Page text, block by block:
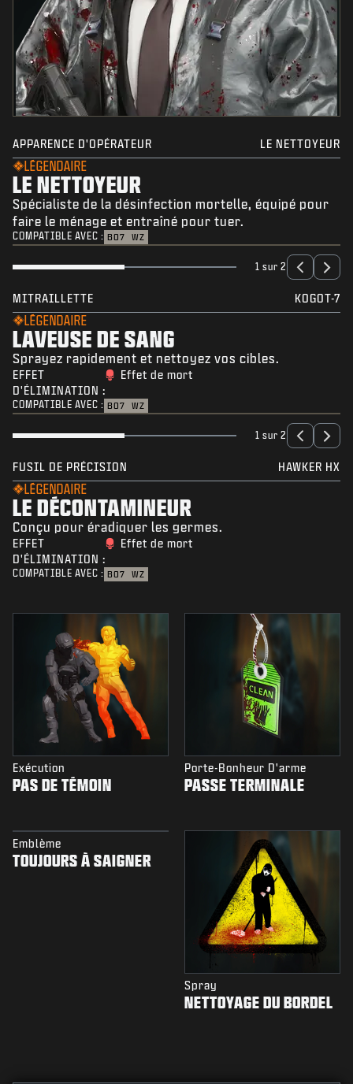
APPARENCE D'OPÉRATEUR LE NETTOYEUR
LÉGENDAIRE
LE NETTOYEUR
Spécialiste de la désinfection mortelle, équipé pour
faire le ménage et entraîné pour tuer.
COMPATIBLE AVEC : BO7 WZ
1 sur 2
MITRAILLETTE KOGOT-7
LÉGENDAIRE
LAVEUSE DE SANG
Sprayez rapidement et nettoyez vos cibles.
EFFET
D'ÉLIMINATION :
Effet de mort
COMPATIBLE AVEC : BO7 WZ
1 sur 2
FUSIL DE PRÉCISION HAWKER HX
LÉGENDAIRE
LE DÉCONTAMINEUR
Conçu pour éradiquer les germes.
EFFET
D'ÉLIMINATION :
Effet de mort
COMPATIBLE AVEC : BO7 WZ
Exécution
PAS DE TÉMOIN
Porte-Bonheur D'arme
PASSE TERMINALE
Emblème
TOUJOURS À SAIGNER
Spray
NETTOYAGE DU BORDEL